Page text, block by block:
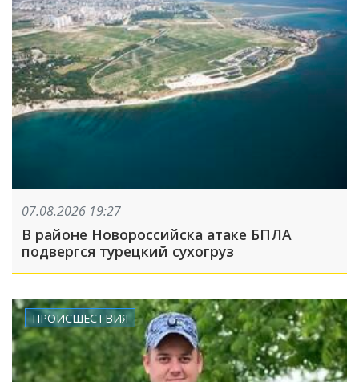
07.08.2026 19:27
В районе Новороссийска атаке БПЛА
подвергся турецкий сухогруз
ПРОИСШЕСТВИЯ